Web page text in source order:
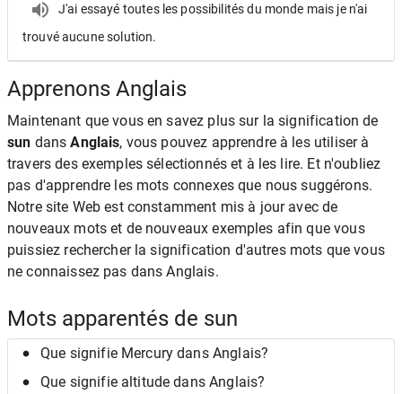
J'ai essayé toutes les possibilités du monde mais je n'ai
trouvé aucune solution.
Apprenons Anglais
Maintenant que vous en savez plus sur la signification de
sun dansAnglais, vous pouvez apprendre à les utiliser à
travers des exemples sélectionnés et à les lire. Et n'oubliez
pas d'apprendre les mots connexes que nous suggérons.
Notre site Web est constamment mis à jour avec de
nouveaux mots et de nouveaux exemples afin que vous
puissiez rechercher la signification d'autres mots que vous
ne connaissez pas dans Anglais.
Mots apparentés de sun
Que signifie Mercury dans Anglais?
Que signifie altitude dans Anglais?